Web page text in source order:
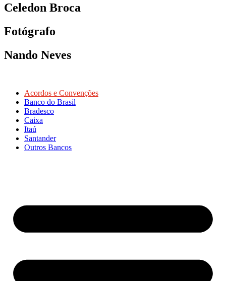
Celedon Broca
Fotógrafo
Nando Neves
Acordos e Convenções
Banco do Brasil
Bradesco
Caixa
Itaú
Santander
Outros Bancos